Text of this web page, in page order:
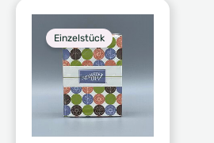
Einzelstück